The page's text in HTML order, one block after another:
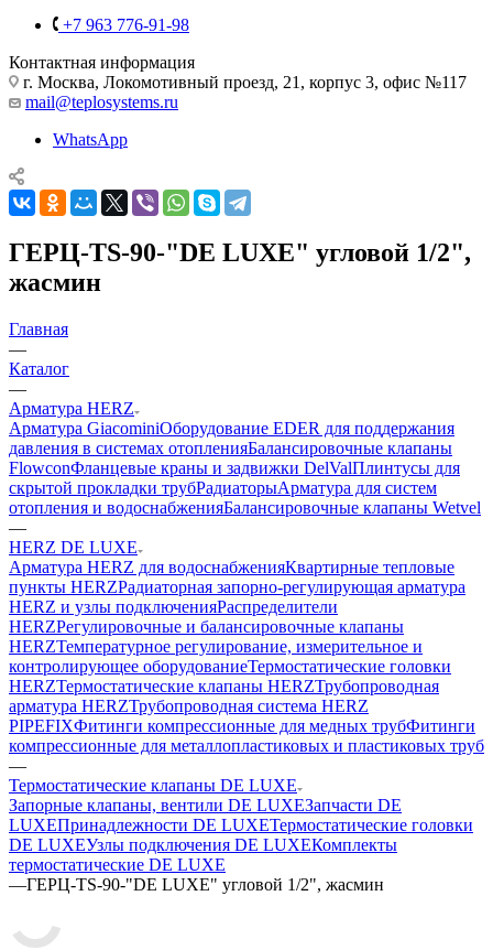
+7 963 776-91-98
Контактная информация
г. Москва, Локомотивный проезд, 21, корпус 3, офис №117
mail@teplosystems.ru
WhatsApp
ГЕРЦ-TS-90-"DE LUXE" угловой 1/2",
жасмин
Главная
—
Каталог
—
Арматура HERZ
Арматура GiacominiОборудование EDER для поддержания
давления в системах отопленияБалансировочные клапаны
FlowconФланцевые краны и задвижки DelValПлинтусы для
скрытой прокладки трубРадиаторыАрматура для систем
отопления и водоснабженияБалансировочные клапаны Wetvel
—
HERZ DE LUXE
Арматура HERZ для водоснабженияКвартирные тепловые
пункты HERZРадиаторная запорно-регулирующая арматура
HERZ и узлы подключенияРаспределители
HERZРегулировочные и балансировочные клапаны
HERZТемпературное регулирование, измерительное и
контролирующее оборудованиеТермостатические головки
HERZТермостатические клапаны HERZТрубопроводная
арматура HERZТрубопроводная система HERZ
PIPEFIXФитинги компрессионные для медных трубФитинги
компрессионные для металлопластиковых и пластиковых труб
—
Термостатические клапаны DE LUXE
Запорные клапаны, вентили DE LUXEЗапчасти DE
LUXEПринадлежности DE LUXEТермостатические головки
DE LUXEУзлы подключения DE LUXEКомплекты
термостатические DE LUXE
—ГЕРЦ-TS-90-"DE LUXE" угловой 1/2", жасмин